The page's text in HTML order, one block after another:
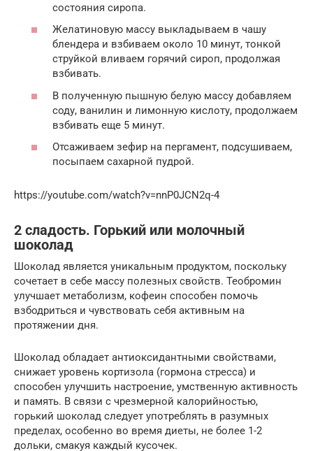
состояния сиропа.
Желатиновую массу выкладываем в чашу
блендера и взбиваем около 10 минут, тонкой
струйкой вливаем горячий сироп, продолжая
взбивать.
В полученную пышную белую массу добавляем
соду, ванилин и лимонную кислоту, продолжаем
взбивать еще 5 минут.
Отсаживаем зефир на пергамент, подсушиваем,
посыпаем сахарной пудрой.
https://youtube.com/watch?v=nnP0JCN2q-4
2 сладость. Горький или молочный
шоколад
Шоколад является уникальным продуктом, поскольку
сочетает в себе массу полезных свойств. Теобромин
улучшает метаболизм, кофеин способен помочь
взбодриться и чувствовать себя активным на
протяжении дня.
Шоколад обладает антиоксидантными свойствами,
снижает уровень кортизола (гормона стресса) и
способен улучшить настроение, умственную активность
и память. В связи с чрезмерной калорийностью,
горький шоколад следует употреблять в разумных
пределах, особенно во время диеты, не более 1-2
дольки, смакуя каждый кусочек.